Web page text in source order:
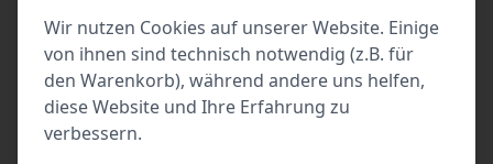
Kinderbetreuung machen den Ausflug nach
Sierhagen zu einem alljährlichen Highlight für
die ganze Familie.
Kinder bis 16 Jahren sind frei. Hunde an der
Wir nutzen Cookies auf unserer Website. Einige
von ihnen sind technisch notwendig (z.B. für
den Warenkorb), während andere uns helfen,
diese Website und Ihre Erfahrung zu
verbessern.